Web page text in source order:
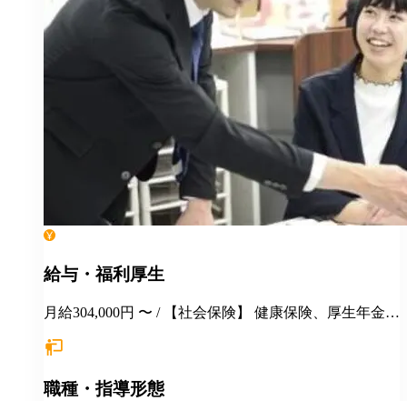
給与・福利厚生
月給304,000円 〜 / 【社会保険】 健康保険、厚生年金保
永年勤続表彰 季節講習報奨金 各種インセンティブ制度
職／教務主任） 各種優待、割引 健康診断 長短貸付 各
職種・指導形態